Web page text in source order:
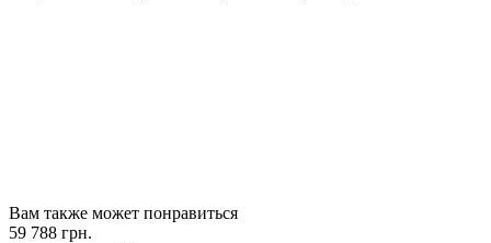
Вам также может понравиться
59 788 грн.